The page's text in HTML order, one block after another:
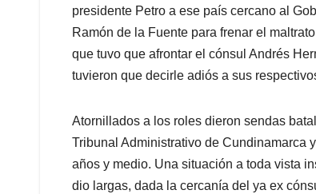
p
p
o
k
I
n
s
presidente Petro a ese país cercano al
Ramón de la Fuente para frenar el
que tuvo que afrontar el cónsul Andrés
tuvieron que decirle adiós a sus
Atornillados a los roles dieron sendas
Tribunal Administrativo de Cundinamarca
años y medio. Una situación a toda vista
dio largas, dada la cercanía del ya ex